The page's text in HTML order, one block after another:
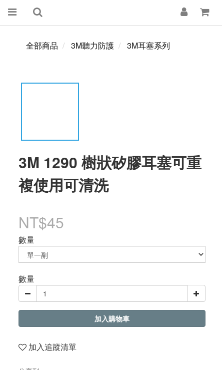
全部商品 3M聽力防護 3M耳塞系列
3M 1290 樹狀矽膠耳塞可重
複使用可清洗
NT$45
數量
數量
加入購物車
加入追蹤清單